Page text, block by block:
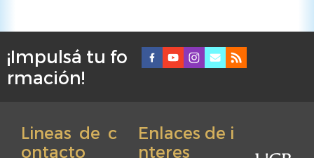
F
o
¡Impulsá tu fo
rmación!
Lineas de c
ontacto
Enlaces de i
nteres